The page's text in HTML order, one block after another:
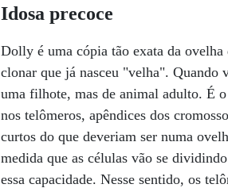
Idosa precoce
Dolly é uma cópia tão exata da
clonar que já nasceu "velha". Quando
uma filhote, mas de animal adulto. É
nos telômeros, apêndices dos
curtos do que deveriam ser numa
medida que as células vão se
essa capacidade. Nesse sentido, os